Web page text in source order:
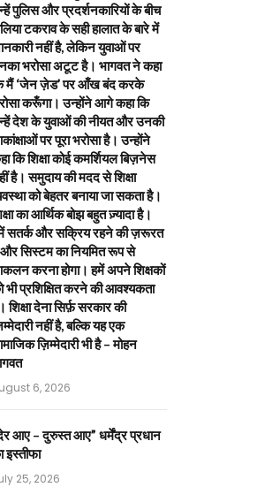
पुलिस और प्रदर्शनकारियों के बीच
टकराव के सही हालात के बारे में
नहीं है, लेकिन युवाओं पर
भरोसा अटूट है। भागवत ने कहा
मैं ‘जेन ज़ेड’ पर आँख बंद करके
करूँगा। उन्होंने आगे कहा कि
देश के युवाओं की नीयत और उनकी
पर पूरा भरोसा है। उन्होंने
कि शिक्षा कोई कमर्शियल बिज़नेस
है। समुदाय की मदद से शिक्षा
को बेहतर बनाया जा सकता है।
का आर्थिक बोझ बहुत ज़्यादा है।
सतर्क और सक्रिय रहने की ज़रूरत
सिस्टम का नियमित रूप से
करना होगा। हमें अपने शिक्षकों
भी प्रशिक्षित करने की आवश्यकता
शिक्षा देना सिर्फ़ सरकार की
नहीं है, बल्कि यह एक
ज़िम्मेदारी भी है – मोहन
6, 2026
आए – दुरुस्त आए” धर्मेंद्र प्रधान
इस्तीफा
25, 2026